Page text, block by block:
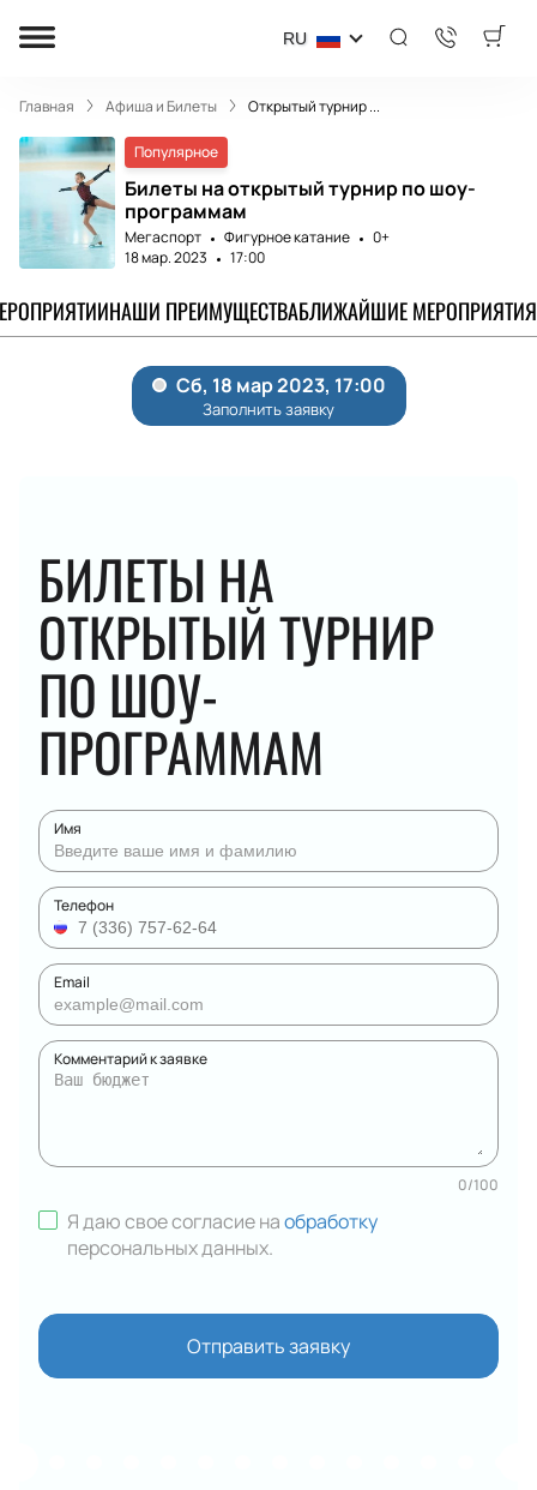
RU
Главная Афиша и Билеты Открытый турнир ...
Популярное
Билеты на открытый турнир по шоу-
программам
Мегаспорт Фигурное катание
0+
18 мар. 2023
17:00
НАШИ ПРЕИМУЩЕСТВАБЛИЖАЙШИЕ МЕРОПРИЯТИЯ
БИЛЕТЫ НА
ОТКРЫТЫЙ ТУРНИР
ПО ШОУ-
ПРОГРАММАМ
Имя
Телефон
Email
Комментарий к заявке
0/100
Я даю свое согласие наобработку
персональных данных.
Отправить заявку